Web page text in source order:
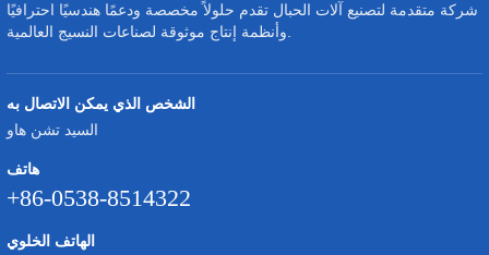
شركة متقدمة لتصنيع آلات الحبال تقدم حلولاً مخصصة ودعمًا هندسيًا احترافيًا
الشخص الذي يمكن الاتصال به
السيد تشن هاو
هاتف
+86-0538-8514322
الهاتف الخلوي